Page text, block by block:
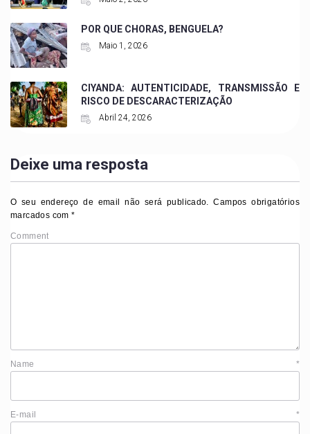
POR QUE CHORAS, BENGUELA?
Maio 1, 2026
CIYANDA: AUTENTICIDADE, TRANSMISSÃO E
RISCO DE DESCARACTERIZAÇÃO
Abril 24, 2026
Deixe uma resposta
O seu endereço de email não será publicado. Campos obrigatórios
marcados com*
Comment
Name *
E-mail *